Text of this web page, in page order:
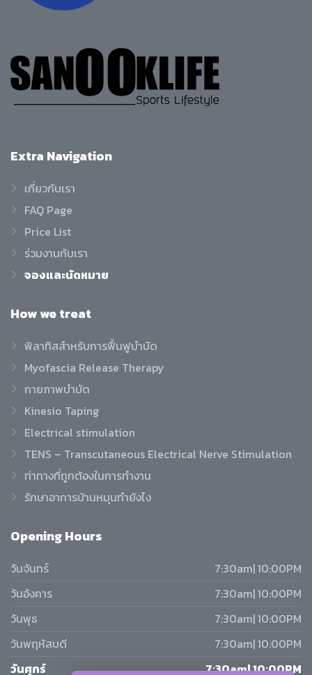
Extra Navigation
เกี่ยวกับเรา
FAQ Page
Price List
ร่วมงานกับเรา
จองและนัดหมาย
Howwe treat
พิลาทิสสำหรับการฟื้นฟูบำบัด
Myofascia Release Therapy
กายภาพบำบัด
Kinesio Taping
Electrical stimulation
TENS – Transcutaneous Electrical Nerve Stimulation
ท่าทางที่ถูกต้องในการทำงาน
รักษาอาการบ้านหมุนทำยังไง
OpeningHours
วันจันทร์
7:30am| 10:00PM
วันอังคาร
7:30am| 10:00PM
วันพุธ
7:30am| 10:00PM
วันพฤหัสบดี
7:30am| 10:00PM
วันศุกร์
7:30am| 10:00PM